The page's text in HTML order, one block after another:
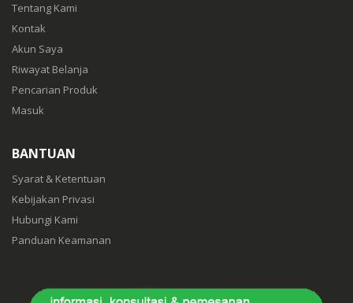
Tentang Kami
Kontak
Akun Saya
Riwayat Belanja
Pencarian Produk
Masuk
BANTUAN
Syarat & Ketentuan
Kebijakan Privasi
Hubungi Kami
Panduan Keamanan